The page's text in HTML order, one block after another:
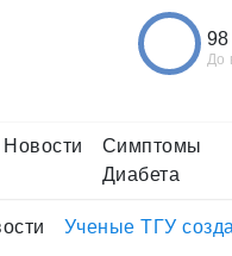
До
Новости
Симптомы
Диабета
Ученые ТГУ